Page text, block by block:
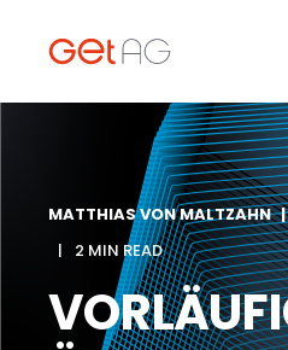
MATTHIAS VON MALTZAHN
2 MIN READ